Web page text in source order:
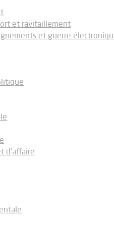
et ravitaillement
et guerre
d’affaire